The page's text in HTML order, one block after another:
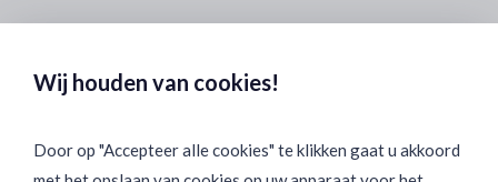
Wij houden van cookies!
Door op "Accepteer alle cookies" te klikken gaat u akkoord